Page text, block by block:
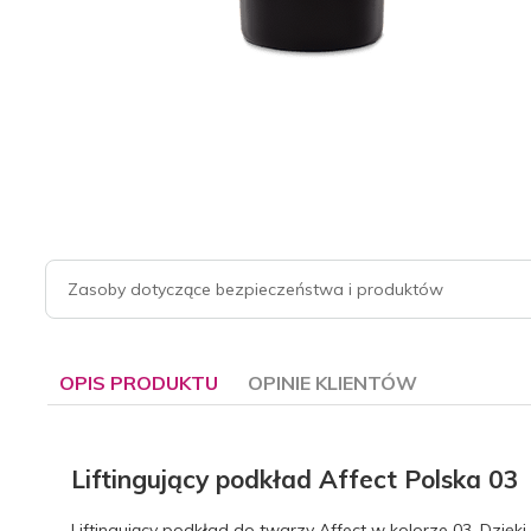
Zasoby dotyczące bezpieczeństwa i produktów
OPIS PRODUKTU OPINIE KLIENTÓW
Liftingujący podkład Affect Polska 03